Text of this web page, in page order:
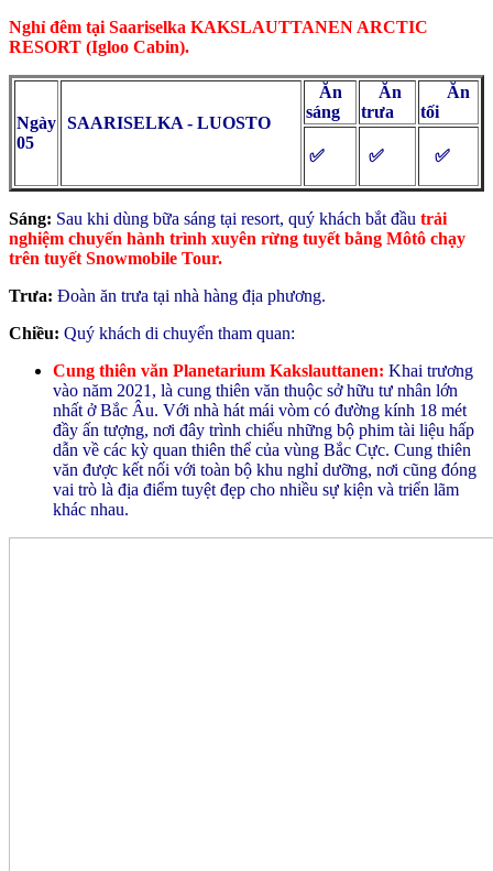
Nghỉ đêm tại Saariselka KAKSLAUTTANEN ARCTIC
RESORT (Igloo Cabin).
Ngày
05
SAARISELKA - LUOSTO
Ăn
sáng
Ăn
trưa
Ăn
tối
✅ ✅ ✅
Sáng: Sau khi dùng bữa sáng tại resort, quý khách bắt đầu trải
nghiệm chuyến hành trình xuyên rừng tuyết bằng Môtô chạy
trên tuyết Snowmobile Tour.
Trưa: Đoàn ăn trưa tại nhà hàng địa phương.
Chiều: Quý khách di chuyển tham quan:
Cung thiên văn Planetarium Kakslauttanen: Khai trương
vào năm 2021, là cung thiên văn thuộc sở hữu tư nhân lớn
nhất ở Bắc Âu. Với nhà hát mái vòm có đường kính 18 mét
đầy ấn tượng, nơi đây trình chiếu những bộ phim tài liệu hấp
dẫn về các kỳ quan thiên thể của vùng Bắc Cực. Cung thiên
văn được kết nối với toàn bộ khu nghỉ dưỡng, nơi cũng đóng
vai trò là địa điểm tuyệt đẹp cho nhiều sự kiện và triển lãm
khác nhau.